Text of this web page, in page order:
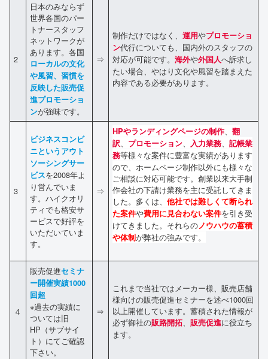
2
日本のみならず
世界各国のパー
トナースタッフ
ネットワークが
あります。各国
ローカルの文化
や風習、習慣を
反映した販売促
進プロモーショ
ンが強味です。
⇒
制作だけではなく、運用やプロモーショ
ン代行についても、国内外のスタッフの
対応が可能です。海外や外国人へ訴求し
たい場合、やはり文化や風習を踏まえた
内容である必要があります。
3
ビジネスコンビ
ニというアウト
ソーシングサー
ビスを2008年よ
り営んでいま
す。ハイクオリ
ティでも格安サ
ービスで好評を
いただいていま
す。
⇒
HPやランディングページの制作、翻
訳、 プロモーション、 入力業務、記帳業
務等様々な案件に豊富な実績があります
ので、ホームページ制作以外にも様々な
ご相談に対応可能です。創業以来大手制
作会社の下請け業務を主に受託してきま
した。多くは、他社では難しくて断られ
た案件や費用に見合わない案件を引き受
けてきました。それらのノウハウの蓄積
や体制が弊社の強みです。
４
販売促進セミナ
ー開催実績1000
回超
※過去の実績に
ついては旧
HP（サブサイ
ト）にてご確認
下さい。
⇒
これまで当社ではメーカー様、販売店舗
様向けの販売促進セミナーを述べ1000回
以上開催しています。蓄積された情報が
必ず御社の販路開拓、販売促進に役立ち
ます。